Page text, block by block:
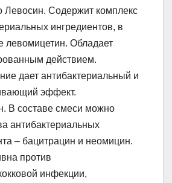
Левосин. Содержит комплекс
ингредиентов, в
левомицетин. Обладает
действием.
дает антибактериальный и
эффект.
В составе смеси можно
антибактериальных
– бацитрацин и неомицин.
против
инфекции,